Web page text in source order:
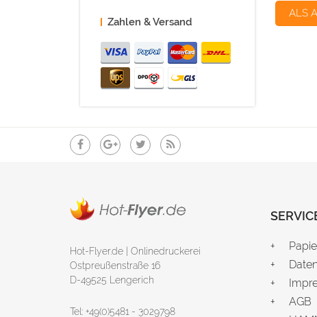
Zahlen & Versand
ALS
Hot-Flyer.de | Onlinedruckerei
Ostpreußenstraße 16
D-49525 Lengerich
Tel: +49(0)5481 - 3029798
AGB